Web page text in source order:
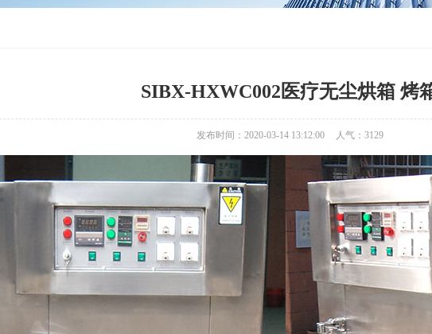
SIBX-HXWC002医疗无尘烘箱 烤
发布时间：2020-03-14 13:12:00 人气： 3129